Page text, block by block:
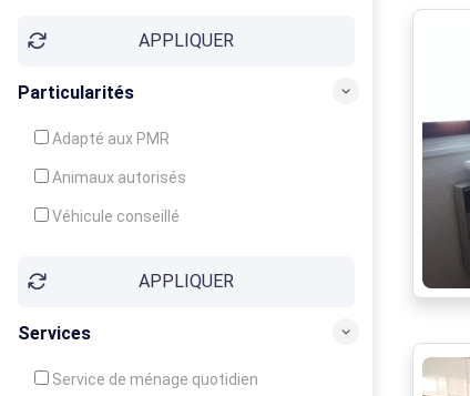
Soins du corpsAPPLIQUER
Particularités
Adapté aux PMR
Animaux autorisés
Véhicule conseillé
APPLIQUER
Services
Service de ménage quotidien